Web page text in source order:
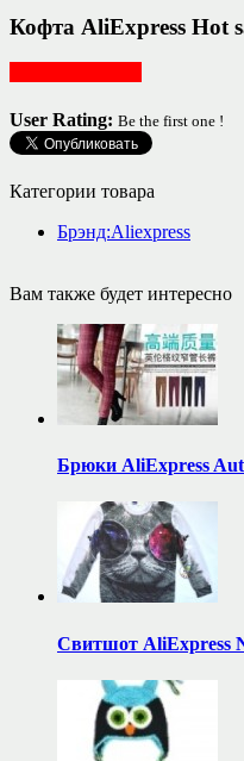
Кофта AliExpress Hot
User Rating: Be the first one !
Категории товара
Брэнд:Aliexpress
Вам также будет интересно
Брюки AliExpress
Свитшот AliExpress